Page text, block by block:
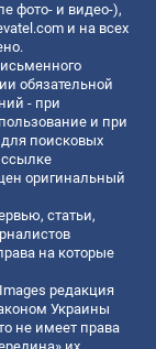
фото- и видео-),
и на всех
обязательной
- при
и при
поисковых
ссылке
оригинальный
статьи,
на которые
редакция
Украины
не имеет права